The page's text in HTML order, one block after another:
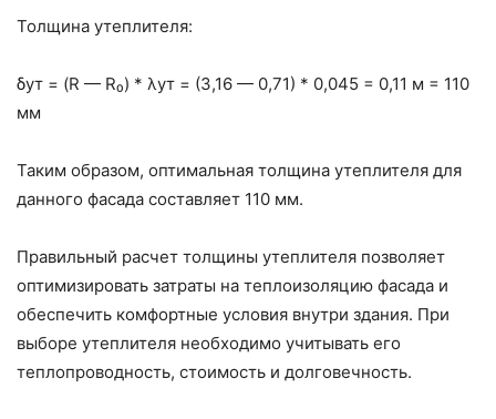
Толщина утеплителя:
δут = (R — R₀) * λут = (3,16 — 0,71) * 0,045 = 0,11 м = 110
мм
Таким образом, оптимальная толщина утеплителя для
данного фасада составляет 110 мм.
Правильный расчет толщины утеплителя позволяет
оптимизировать затраты на теплоизоляцию фасада и
обеспечить комфортные условия внутри здания. При
выборе утеплителя необходимо учитывать его
теплопроводность, стоимость и долговечность.